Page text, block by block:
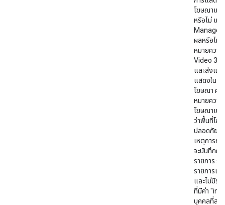
โฆษณาแส
หรือไม่ แล
Manager
ผลหรือไม่
หมายควา
Video
และส่งแท็
แสดงในเ
โฆษณา ค่า
หมายควา
โฆษณาเนื่
ว่าพื้นที่โฆ
ปลอดภัยต่
เหตุการณ์
จะบันทึกก
รายการ ร
รายการเ
และไม่มีร
ที่มีค่า
บุคคลที่สา